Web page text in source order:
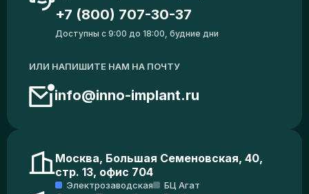
+7 (800) 707-30-37
Доступны с 9:00 до 18:00, будние дни
ИЛИ НАПИШИТЕ НАМ НА ПОЧТУ
info@inno-implant.ru
Москва, Большая Семеновская, 40,
стр. 13, офис 704
Электрозаводская БЦ Агат